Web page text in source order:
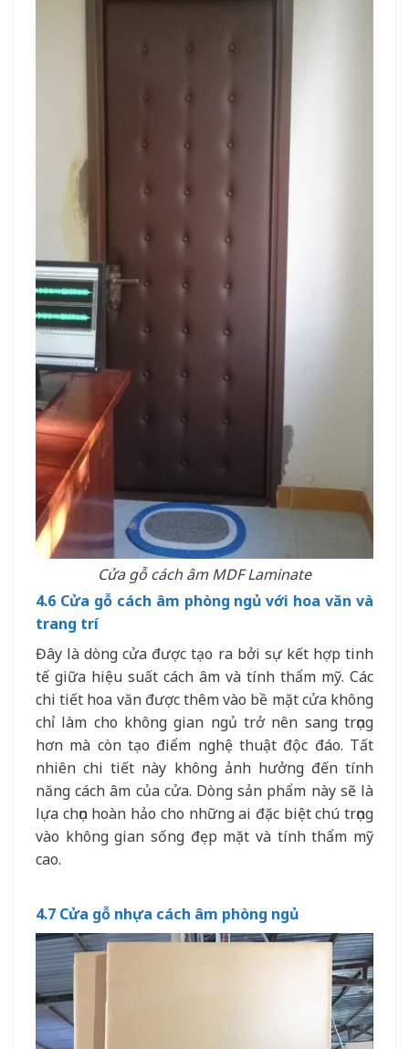
Cửa gỗ cách âm MDF Laminate
4.6 Cửa gỗ cách âm phòng ngủ với hoa văn và
trang trí
Đây là dòng cửa được tạo ra bởi sự kết hợp tinh
tế giữa hiệu suất cách âm và tính thẩm mỹ. Các
chi tiết hoa văn được thêm vào bề mặt cửa không
chỉ làm cho không gian ngủ trở nên sang trọng
hơn mà còn tạo điểm nghệ thuật độc đáo. Tất
nhiên chi tiết này không ảnh hưởng đến tính
năng cách âm của cửa. Dòng sản phẩm này sẽ là
lựa chọn hoàn hảo cho những ai đặc biệt chú trọng
vào không gian sống đẹp mặt và tính thẩm mỹ
cao.
4.7 Cửa gỗ nhựa cách âm phòng ngủ